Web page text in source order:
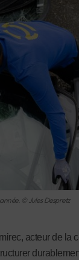
© Jules Despretz
acteur de la